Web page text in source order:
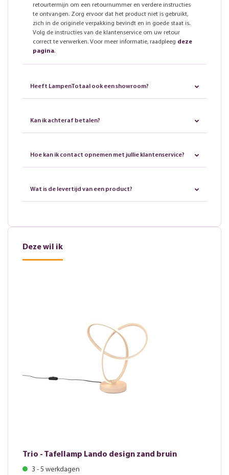
retourtermijn om een retournummer en verdere instructies
te ontvangen. Zorg ervoor dat het product niet is gebruikt,
zich in de originele verpakking bevindt en in goede staat is.
Volg de instructies van de klantenservice om uw retour
correct te verwerken. Voor meer informatie, raadpleeg deze
pagina.
Heeft LampenTotaal ook een showroom?
Kan ik achteraf betalen?
Hoe kan ik contact opnemen met jullie klantenservice?
Wat is de levertijd van een product?
Deze wil ik
Trio - Tafellamp Lando design zand bruin
3 - 5 werkdagen